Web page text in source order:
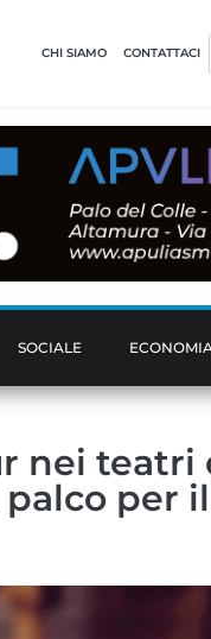
CHI SIAMO CONTATTACI
SOCIALE
nei teatri
per